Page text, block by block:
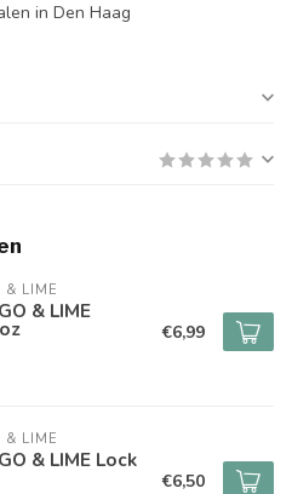
in Den Haag
& LIME
& LIME
€6,99
& LIME
& LIME Lock
€6,50